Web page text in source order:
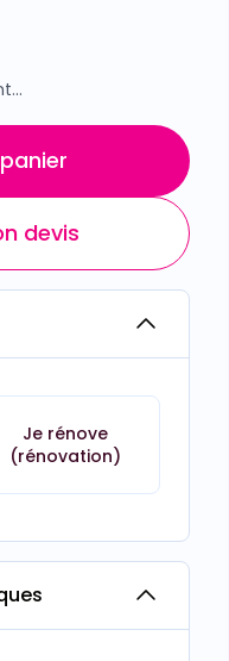
devis
Je rénove
(rénovation)